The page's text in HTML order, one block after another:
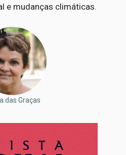
e mudanças climáticas.
das Graças